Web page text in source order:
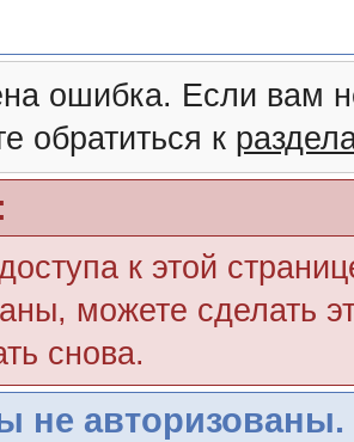
ошибка. Если вам
обратиться к
к этой
можете сделать
снова.
не авторизованы.